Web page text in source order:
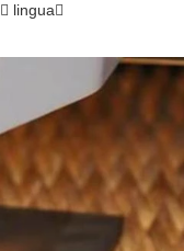
lingua